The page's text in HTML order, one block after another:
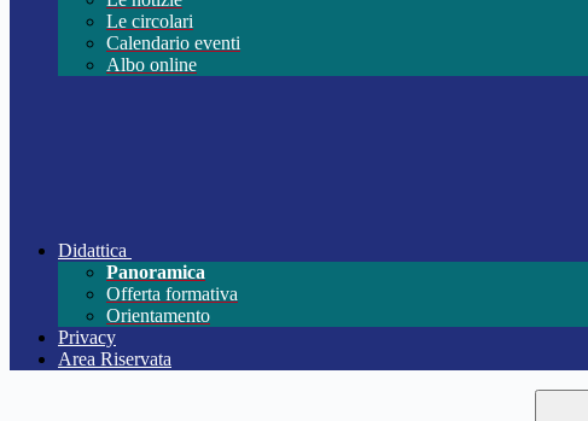
Le circolari
Calendario eventi
Albo online
Didattica
Panoramica
Offerta formativa
Orientamento
Privacy
Area Riservata